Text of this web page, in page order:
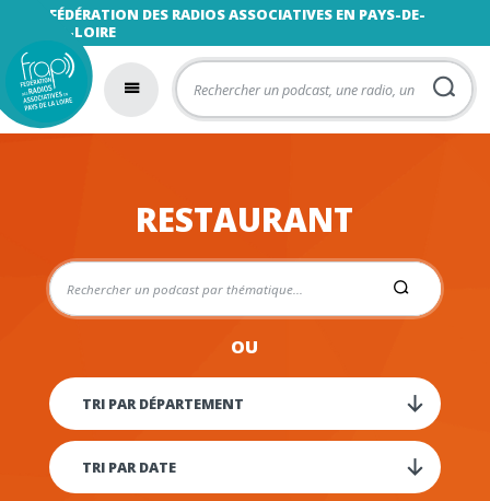
FÉDÉRATION DES RADIOS ASSOCIATIVES EN PAYS-DE-
LA-LOIRE
RESTAURANT
OU